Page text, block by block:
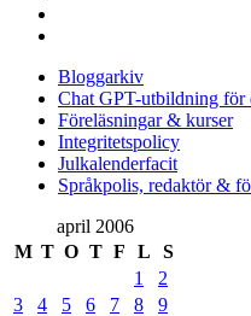
Bloggarkiv
Chat GPT-utbildning för
Föreläsningar & kurser
Integritetspolicy
Julkalenderfacit
Språkpolis, redaktör &
Sidopanel
april 2006
M T O T F L
S
1
2
3
4 5 6 7 8
9